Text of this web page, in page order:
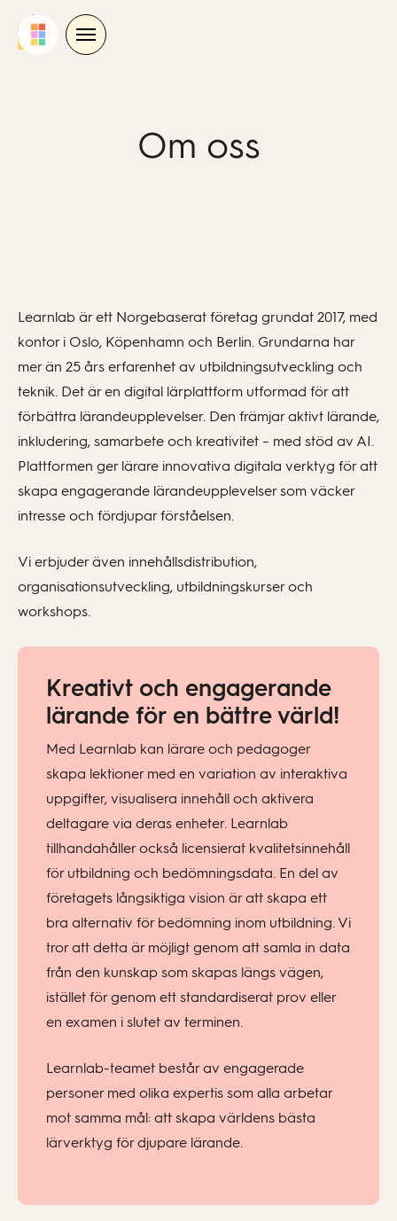
Om oss
Learnlab är ett Norgebaserat företag grundat 2017, med
kontor i Oslo, Köpenhamn och Berlin. Grundarna har
mer än 25 års erfarenhet av utbildningsutveckling och
teknik. Det är en digital lärplattform utformad för att
förbättra lärandeupplevelser. Den främjar aktivt lärande,
inkludering, samarbete och kreativitet – med stöd av AI.
Plattformen ger lärare innovativa digitala verktyg för att
skapa engagerande lärandeupplevelser som väcker
intresse och fördjupar förståelsen.
Vi erbjuder även innehållsdistribution,
organisationsutveckling, utbildningskurser och
workshops.
Kreativt och engagerande
lärande för en bättre värld!
Med Learnlab kan lärare och pedagoger
skapa lektioner med en variation av interaktiva
uppgifter, visualisera innehåll och aktivera
deltagare via deras enheter. Learnlab
tillhandahåller också licensierat kvalitetsinnehåll
för utbildning och bedömningsdata. En del av
företagets långsiktiga vision är att skapa ett
bra alternativ för bedömning inom utbildning. Vi
tror att detta är möjligt genom att samla in data
från den kunskap som skapas längs vägen,
istället för genom ett standardiserat prov eller
en examen i slutet av terminen.
Learnlab-teamet består av engagerade
personer med olika expertis som alla arbetar
mot samma mål: att skapa världens bästa
lärverktyg för djupare lärande.